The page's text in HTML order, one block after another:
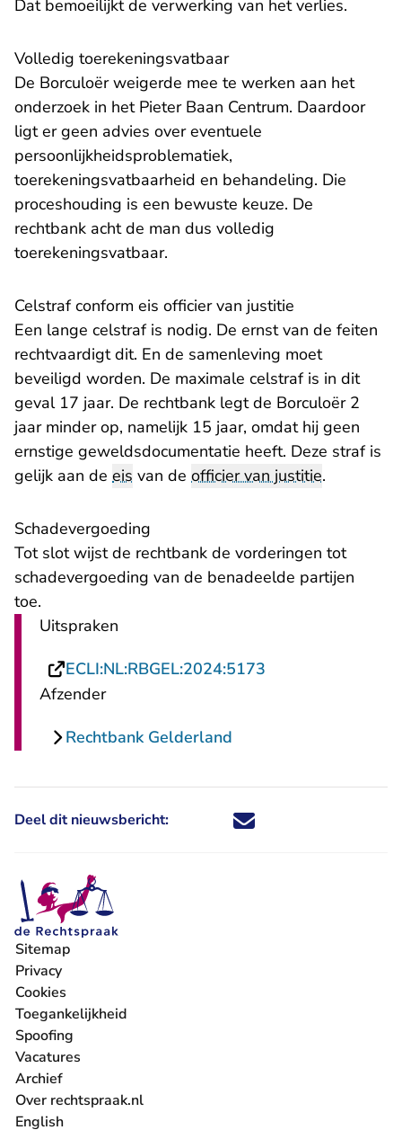
Dat bemoeilijkt de verwerking van het verlies.
Volledig toerekeningsvatbaar
De Borculoër weigerde mee te werken aan het
onderzoek in het Pieter Baan Centrum. Daardoor
ligt er geen advies over eventuele
persoonlijkheidsproblematiek,
toerekeningsvatbaarheid en behandeling. Die
proceshouding is een bewuste keuze. De
rechtbank acht de man dus volledig
toerekeningsvatbaar.
Celstraf conform eis officier van justitie
Een lange celstraf is nodig. De ernst van de feiten
rechtvaardigt dit. En de samenleving moet
beveiligd worden. De maximale celstraf is in dit
geval 17 jaar. De rechtbank legt de Borculoër 2
jaar minder op, namelijk 15 jaar, omdat hij geen
ernstige geweldsdocumentatie heeft. Deze straf is
gelijk aan de eis van de officier van justitie.
Schadevergoeding
Tot slot wijst de rechtbank de vorderingen tot
schadevergoeding van de benadeelde partijen
toe.
Uitspraken
ECLI:NL:RBGEL:2024:5173
Afzender
Rechtbank Gelderland
Deel dit nieuwsbericht: Deel dit nieuwsbericht via X -
Deel dit nieuwsbericht via
Deel dit nieuwsbericht
Deel dit
Sitemap
Privacy
Cookies
Toegankelijkheid
Spoofing
Vacatures
- U verlaat Rechtspraak.nl
Archief
Over rechtspraak.nl
English